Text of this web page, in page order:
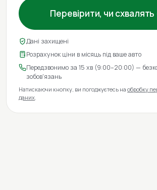
Перевірити, чи
Дані захищені
Розрахунок ціни в місяць під ваше авто
Передзвонимо за 15 хв (9:00–20:00) —
зобов'язань
Натискаючи кнопку, ви погоджуєтесь наобробку
даних